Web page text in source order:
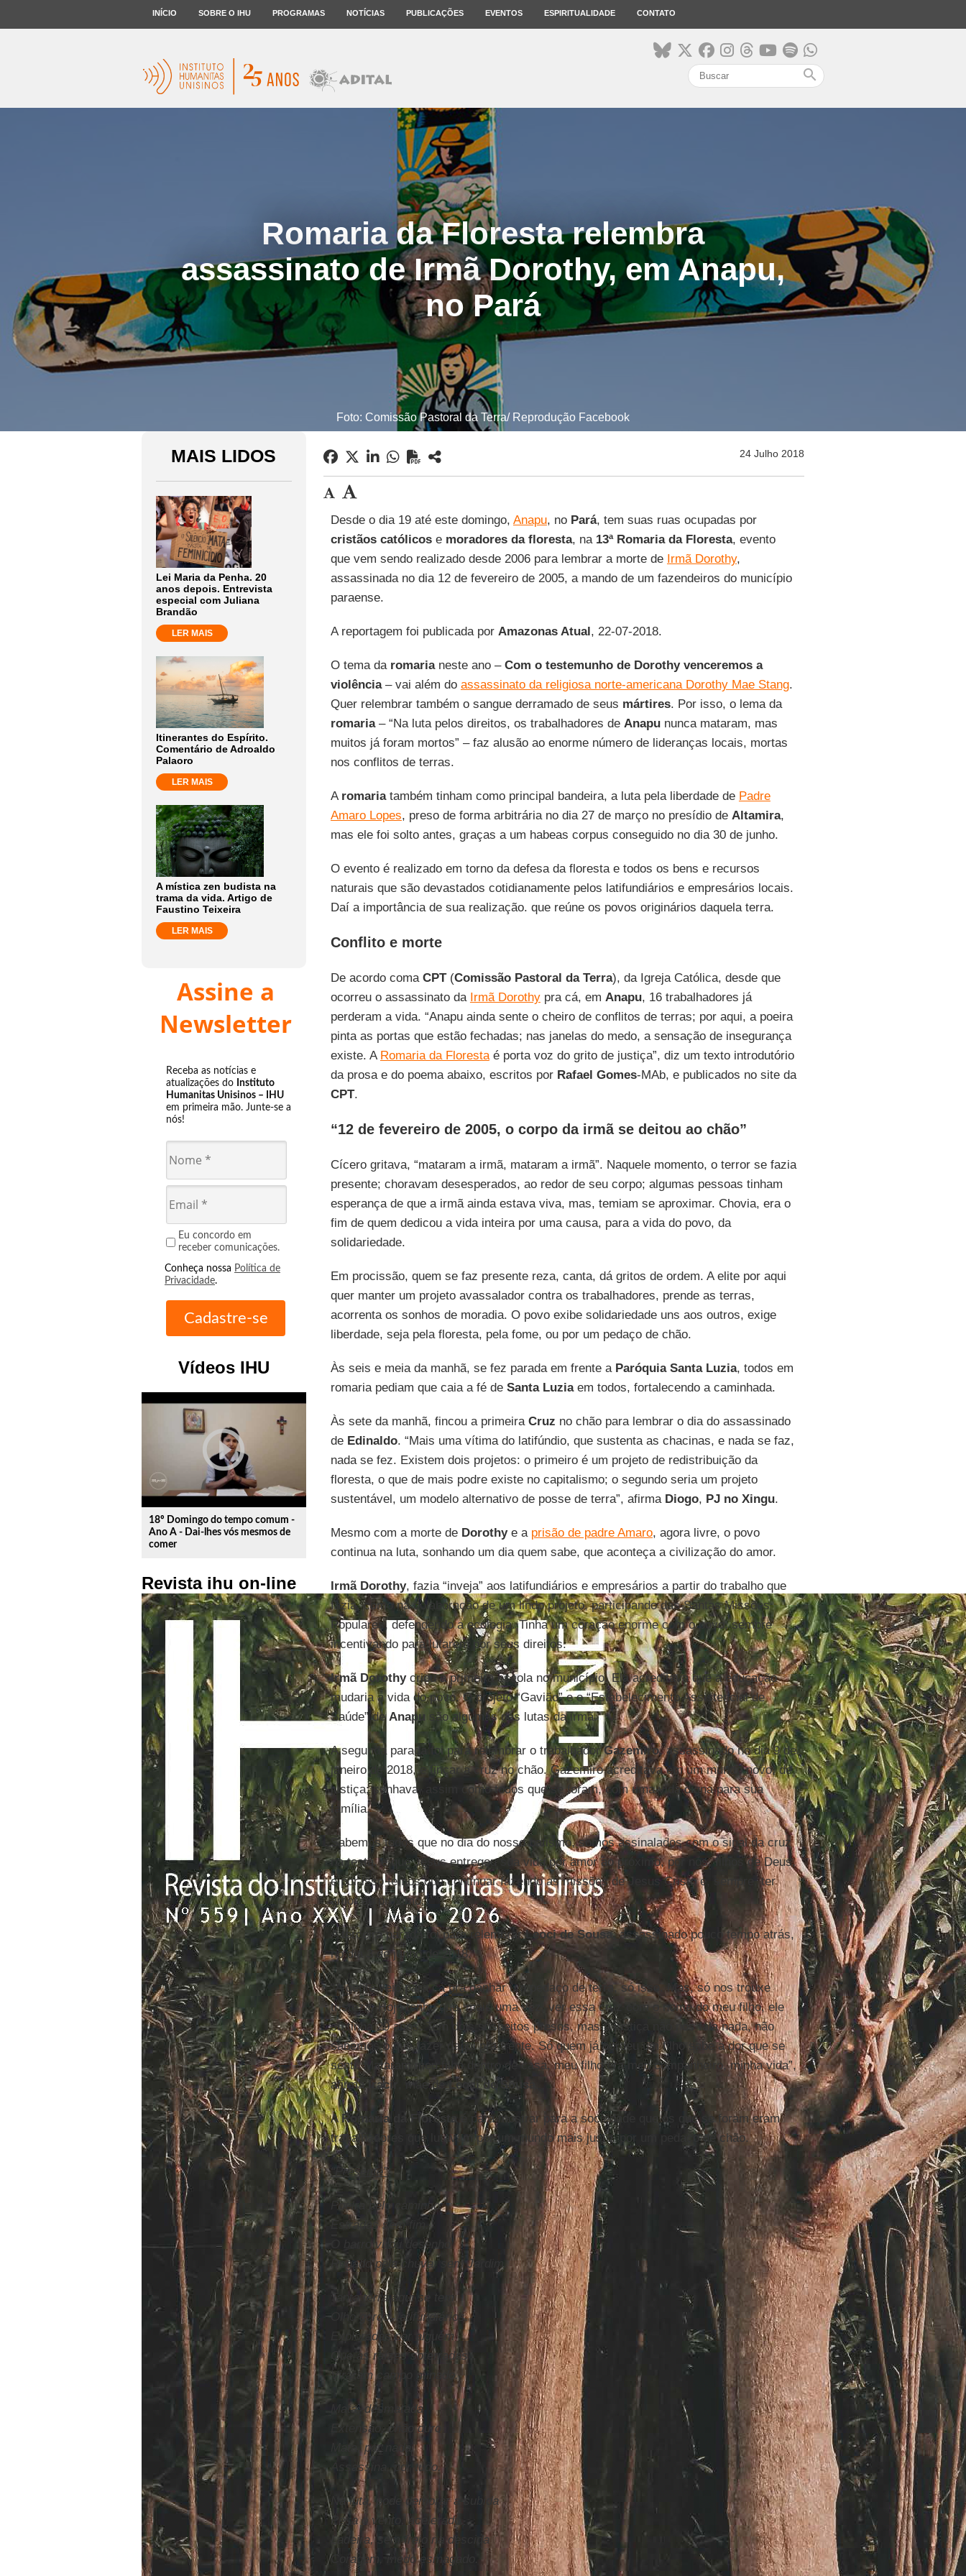
INÍCIO SOBRE O IHU PROGRAMAS NOTÍCIAS PUBLICAÇÕES EVENTOS ESPIRITUALIDADE CONTATO
search
Romaria da Floresta relembra
assassinato de Irmã Dorothy, em Anapu,
no Pará
Foto: Comissão Pastoral da Terra/ Reprodução Facebook
MAIS LIDOS
Lei Maria da Penha. 20
anos depois. Entrevista
especial com Juliana
Brandão
LER MAIS
Itinerantes do Espírito.
Comentário de Adroaldo
Palaoro
LER MAIS
A mística zen budista na
trama da vida. Artigo de
Faustino Teixeira
LER MAIS
Assine a
Newsletter
Receba as notícias e
atualizações do Instituto
Humanitas Unisinos – IHU
em primeira mão. Junte-se a
nós!
Eu concordo em
receber comunicações.
Conheça nossa Política de
Privacidade.
Vídeos IHU
play_circle_outline
18º Domingo do tempo comum -
Ano A - Dai-lhes vós mesmos de
comer
Revista ihu on-line
24 Julho 2018
Desde o dia 19 até este domingo, Anapu, no Pará, tem suas ruas ocupadas por
cristãos católicose moradores da floresta, na 13ª Romaria da Floresta, evento
que vem sendo realizado desde 2006 para lembrar a morte de Irmã Dorothy,
assassinada no dia 12 de fevereiro de 2005, a mando de um fazendeiros do município
paraense.
A reportagem foi publicada por Amazonas Atual, 22-07-2018.
O tema da romarianeste ano – Com o testemunho de Dorothy venceremos a
violência– vai além do assassinato da religiosa norte-americana Dorothy Mae Stang.
Quer relembrar também o sangue derramado de seus mártires. Por isso, o lema da
romaria– “Na luta pelos direitos, os trabalhadores de Anapununca mataram, mas
muitos já foram mortos” – faz alusão ao enorme número de lideranças locais, mortas
nos conflitos de terras.
A romariatambém tinham como principal bandeira, a luta pela liberdade de Padre
Amaro Lopes, preso de forma arbitrária no dia 27 de março no presídio de Altamira,
mas ele foi solto antes, graças a um habeas corpus conseguido no dia 30 de junho.
O evento é realizado em torno da defesa da floresta e todos os bens e recursos
naturais que são devastados cotidianamente pelos latifundiários e empresários locais.
Daí a importância de sua realização. que reúne os povos originários daquela terra.
Conflito e morte
De acordo coma CPT(Comissão Pastoral da Terra), da Igreja Católica, desde que
ocorreu o assassinato da Irmã Dorothypra cá, em Anapu, 16 trabalhadores já
perderam a vida. “Anapu ainda sente o cheiro de conflitos de terras; por aqui, a poeira
pinta as portas que estão fechadas; nas janelas do medo, a sensação de insegurança
existe. A Romaria da Florestaé porta voz do grito de justiça”, diz um texto introdutório
da prosa e do poema abaixo, escritos por Rafael Gomes-MAb, e publicados no site da
CPT.
“12 de fevereiro de 2005, o corpo da irmã se deitou ao chão”
Cícero gritava, “mataram a irmã, mataram a irmã”. Naquele momento, o terror se fazia
presente; choravam desesperados, ao redor de seu corpo; algumas pessoas tinham
esperança de que a irmã ainda estava viva, mas, temiam se aproximar. Chovia, era o
fim de quem dedicou a vida inteira por uma causa, para a vida do povo, da
solidariedade.
Em procissão, quem se faz presente reza, canta, dá gritos de ordem. A elite por aqui
quer manter um projeto avassalador contra os trabalhadores, prende as terras,
acorrenta os sonhos de moradia. O povo exibe solidariedade uns aos outros, exige
liberdade, seja pela floresta, pela fome, ou por um pedaço de chão.
Às seis e meia da manhã, se fez parada em frente a Paróquia Santa Luzia, todos em
romaria pediam que caia a fé de Santa Luziaem todos, fortalecendo a caminhada.
Às sete da manhã, fincou a primeira Cruz no chão para lembrar o dia do assassinado
de Edinaldo. “Mais uma vítima do latifúndio, que sustenta as chacinas, e nada se faz,
nada se fez. Existem dois projetos: o primeiro é um projeto de redistribuição da
floresta, o que de mais podre existe no capitalismo; o segundo seria um projeto
sustentável, um modelo alternativo de posse de terra”, afirma Diogo, PJ no Xingu.
Mesmo com a morte de Dorothye a prisão de padre Amaro, agora livre, o povo
continua na luta, sonhando um dia quem sabe, que aconteça a civilização do amor.
Irmã Dorothy, fazia “inveja” aos latifundiários e empresários a partir do trabalho que
fazia, como na colaboração de um lindo projeto, participando das Santas Missões
Populares, defendendo a ecologia. Tinha um coração enorme com o povo, sempre
incentivando para lutarem por seus direitos.
Irmã Dorothycriou a primeira escola no município. Ela acreditava que a educação
mudaria a vida do povo. O projeto “Gavião” e o “Estabelecimento Assistencial de
Saúde” deAnapu são algumas das lutas da irmã.
A segunda parada foi para relembrar o trabalhadorGazemiro, assassinado no dia 9 de
janeiro de 2018, e fincar a cruz no chão. Gazemiro acreditava em um mundo novo, de
justiça; sonhava, assim como todos que se foram, com uma vida digna para sua
família.
Sabemos todos que no dia do nosso batismo, somos assinalados com o sinal da cruz
na testa, e que Jesus entregou sua vida por amor ao próximo, por nós, filhos de Deus,
e por isso temos que continuar fazendo as missões de Jesus Cristo e, sempre, ter
amor ao próximo.
A terceira parada foi para relembrarLeoci de Sousa, assassinado pouco tempo atrás,
no dia 3 de junho de 2018.
“A gente veio para cá pra ganhar um pedaço de terra, só isso. Mas, só nos trouxe
tristeza. Hoje tenho que, mais uma vez, ver essa cruz com o nome do meu filho, ele
só tinha 29 anos. Tem dois suspeitos presos, mas a justiça não nos fala nada, não
sabemos o que fazer daqui pra frente. Só quem já perdeu um filho sabe a dor que se
senti. Mataram meu filho dentro de casa, meu filho era meu companheiro, minha vida”,
afirmaIracir , mãe deLeoci de Sousa
ARomaria da Floresta
é para mostrar para a sociedade que os que se foram eram
trabalhadores que lutavam por um mundo mais justo, por um pedaço de chão.
“Presente”
Poeira pelo caminho
Estradas sem fim.
O barro virou desenho
Regado pela chuva, sem Jardim.
Tanta terra aqui se tem
Olho gordo, latifundiários.
Exploradas por alguém
Que as raízes soterradas
Viraram campo minado.
Mata, desmatada
Extensão, chão duro
Mata, por nada.
Assassina, por tudo.
Na luta, pode demorar a subida
Pesa o vento, acelerado.
Ladeira, sem freio na descida
Coragem, medo esmagado.